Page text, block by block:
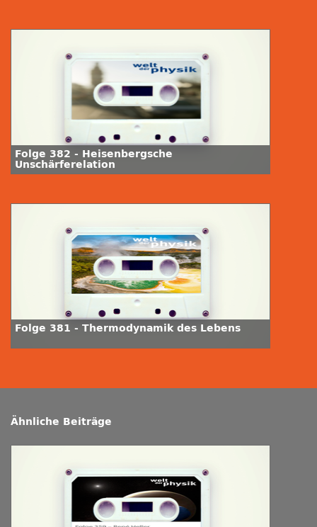
Folge 382 - Heisenbergsche
Unschärferelation
Folge 381 - Thermodynamik des Lebens
Ähnliche Beiträge